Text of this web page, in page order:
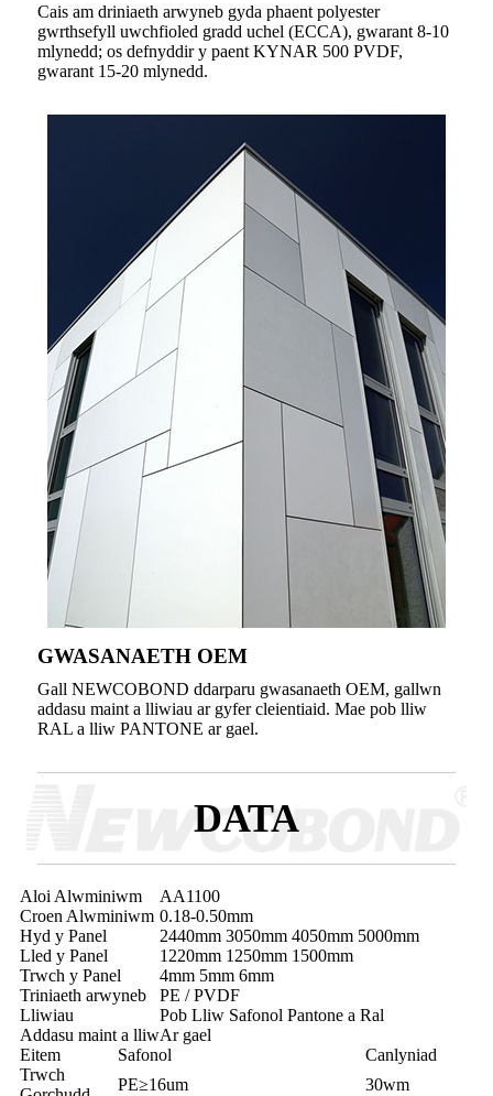
Cais am driniaeth arwyneb gyda phaent polyester
gwrthsefyll uwchfioled gradd uchel (ECCA), gwarant 8-10
mlynedd; os defnyddir y paent KYNAR 500 PVDF,
gwarant 15-20 mlynedd.
GWASANAETH OEM
Gall NEWCOBOND ddarparu gwasanaeth OEM, gallwn
addasu maint a lliwiau ar gyfer cleientiaid. Mae pob lliw
RAL a lliw PANTONE ar gael.
DATA
Aloi Alwminiwm
AA1100
Croen Alwminiwm 0.18-0.50mm
Hyd y Panel
2440mm 3050mm 4050mm 5000mm
Lled y Panel
1220mm 1250mm 1500mm
Trwch y Panel
4mm 5mm 6mm
Triniaeth arwyneb
PE / PVDF
Lliwiau
Pob Lliw Safonol Pantone a Ral
Addasu maint a lliwAr gael
Eitem
Safonol
Canlyniad
Trwch
PE≥16um 30wm